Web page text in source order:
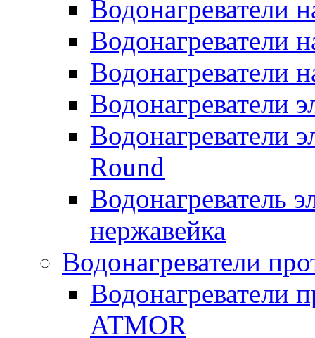
Водонагреватели
Водонагреватели
Водонагреватели
Водонагреватели
Водонагреватели
Round
Водонагреватель
нержавейка
Водонагреватели
Водонагреватели
ATMOR